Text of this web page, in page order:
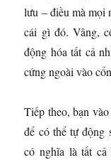
lưu – điều mà mọi
cái gì đó. Vâng,
động hóa tất cả
cứng ngoài vào
Tiếp theo, bạn
để có thể tự động
có nghĩa là tất cả